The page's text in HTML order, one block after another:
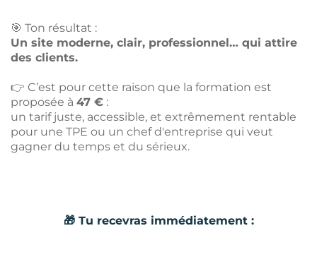
🎯 Ton résultat :
Un site moderne, clair, professionnel… qui attire
des clients.
👉 C’est pour cette raison que la formation est
proposée à 47 € :
un tarif juste, accessible, et extrêmement rentable
pour une TPE ou un chef d'entreprise qui veut
gagner du temps et du sérieux.
🎁 Tu recevras immédiatement :